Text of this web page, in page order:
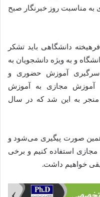
به مناسبت روز خبرنگار صبح
دانشگاهی باید تشکر
و به ویژه دانشجویان به
سرگیری آموزش حضوری و
آموزش مجازی به آموزش
به این شد که در سال
صورت پیگیری می‌شود و
استفاده کنیم و برخی
خواهیم داشت.